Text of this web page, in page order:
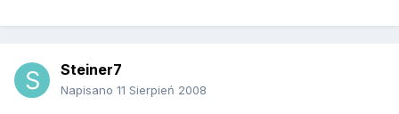
Steiner7
Napisano 11 Sierpień 2008